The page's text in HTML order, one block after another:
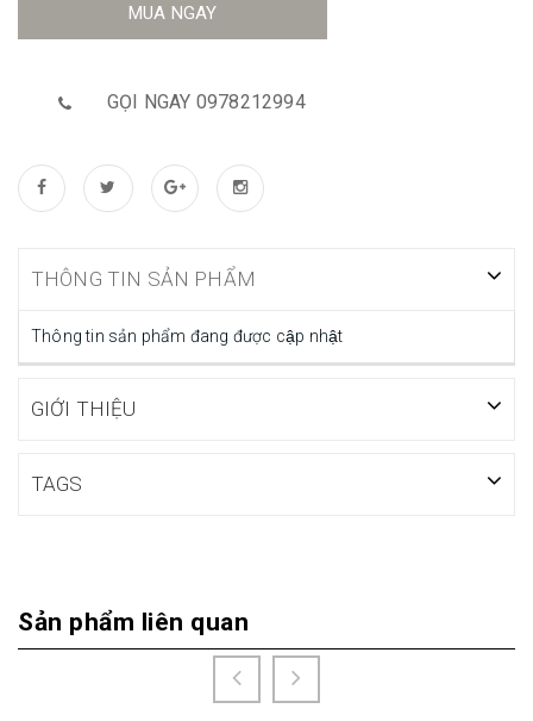
MUA NGAY
GỌI NGAY 0978212994
THÔNG TIN SẢN PHẨM
Thông tin sản phẩm đang được cập nhật
GIỚI THIỆU
TAGS
Sản phẩm liên quan